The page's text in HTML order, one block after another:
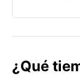
¿Qué